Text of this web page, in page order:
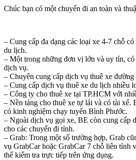
Chúc bạn có một chuyến đi an toàn và
– Cung cấp đa dạng các loại xe 4-7 chỗ
du lịch.
– Một trong những đơn vị lớn và uy tín, có
dịch vụ.
– Chuyên cung cấp dịch vụ thuê xe
– Cung cấp dịch vụ thuê xe du lịch nhiều
– Công ty cho thuê xe tại TP.HCM với
– Nền tảng cho thuê xe tự lái và có tài xế.
có kinh nghiệm chạy tuyến Bình Phước.
– Ngoài dịch vụ gọi xe, BE còn cung cấp
cho các chuyến đi tỉnh.
– Grab: Trong một số trường hợp, Grab
vụ GrabCar hoặc GrabCar 7 chỗ liên tỉnh
thể kiểm tra trực tiếp trên ứng dụng.